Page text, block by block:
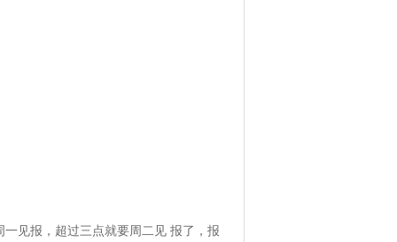
见报，超过三点就要周二见 报了，报